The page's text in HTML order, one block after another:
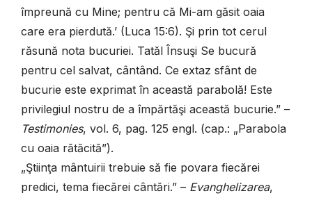
împreună cu Mine; pentru că Mi-am găsit oaia
care era pierdută.’ (Luca 15:6). Şi prin tot cerul
răsună nota bucuriei. Tatăl Însuşi Se bucură
pentru cel salvat, cântând. Ce extaz sfânt de
bucurie este exprimat în această parabolă! Este
privilegiul nostru de a împărtăşi această bucurie.” –
Testimonies, vol. 6, pag. 125 engl. (cap.: „Parabola
cu oaia rătăcită”).
„Ştiinţa mântuirii trebuie să fie povara fiecărei
predici, tema fiecărei cântări.” – Evanghelizarea,